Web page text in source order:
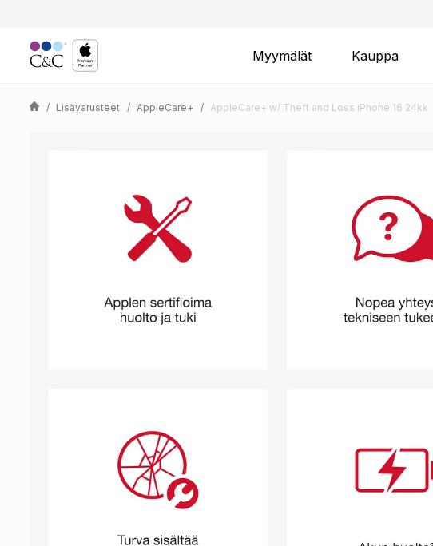
Myymälät Kauppa
Lisävarusteet AppleCare+ AppleCare+ w/ Theft and Loss iPhone 16 24kk